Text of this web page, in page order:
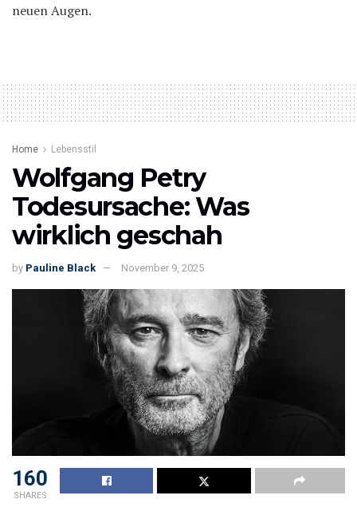
neuen Augen.
Home Lebensstil
Wolfgang Petry
Todesursache: Was
wirklich geschah
by Pauline Black November 9, 2025
160
SHARES